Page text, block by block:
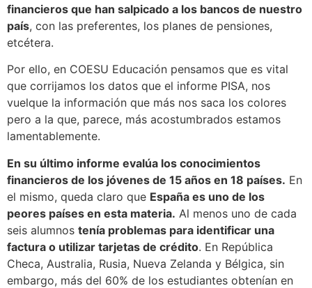
financieros que han salpicado a los bancos de nuestro
país, con las preferentes, los planes de pensiones,
etcétera.
Por ello, en COESU Educación pensamos que es vital
que corrijamos los datos que el informe PISA, nos
vuelque la información que más nos saca los colores
pero a la que, parece, más acostumbrados estamos
lamentablemente.
En su último informe evalúa los conocimientos
financieros de los jóvenes de 15 años en 18 países. En
el mismo, queda claro que España es uno de los
peores países en esta materia. Al menos uno de cada
seis alumnos tenía problemas para identificar una
factura o utilizar tarjetas de crédito. En República
Checa, Australia, Rusia, Nueva Zelanda y Bélgica, sin
embargo, más del 60% de los estudiantes obtenían en